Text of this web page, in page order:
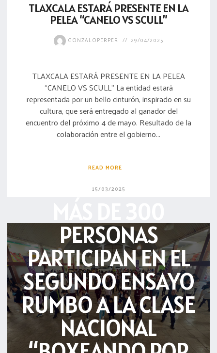
TLAXCALA ESTARÁ PRESENTE EN LA
PELEA “CANELO VS SCULL”
GONZALOPERPER 29/04/2025
TLAXCALA ESTARÁ PRESENTE EN LA PELEA
“CANELO VS SCULL” La entidad estará
representada por un bello cinturón, inspirado en su
cultura, que será entregado al ganador del
encuentro del próximo 4 de mayo. Resultado de la
colaboración entre el gobierno...
READ MORE
15/03/2025
PERSONAS
PARTICIPAN EN EL
SEGUNDO ENSAYO
RUMBO A LA CLASE
NACIONAL